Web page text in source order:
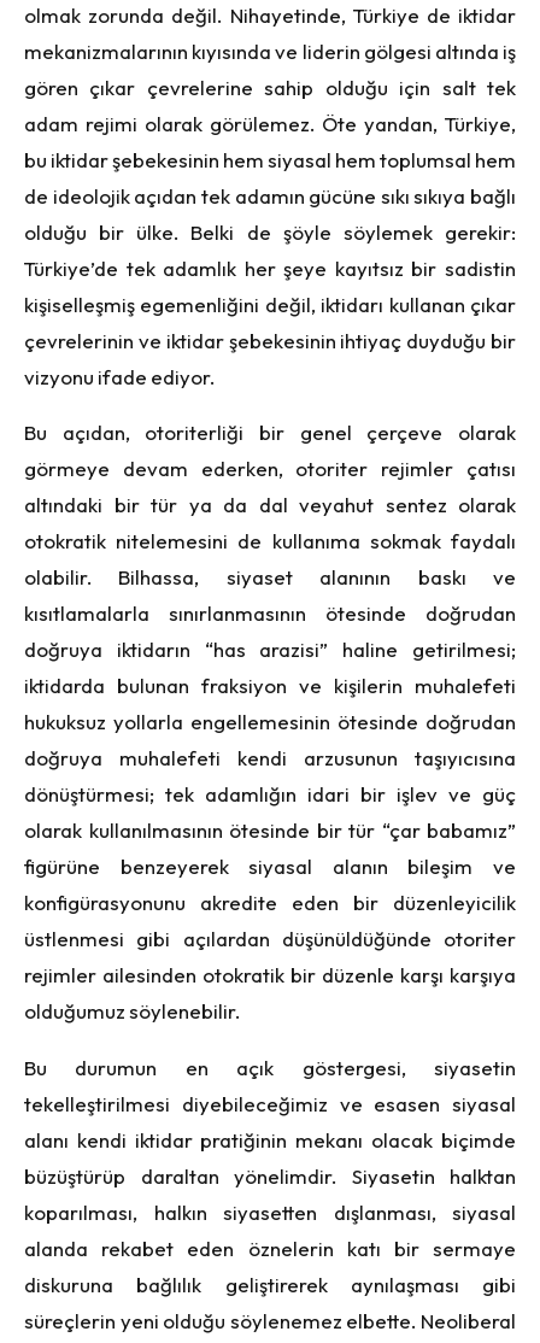
olmak zorunda değil. Nihayetinde, Türkiye de iktidar
mekanizmalarının kıyısında ve liderin gölgesi altında iş
gören çıkar çevrelerine sahip olduğu için salt tek
adam rejimi olarak görülemez. Öte yandan, Türkiye,
bu iktidar şebekesinin hem siyasal hem toplumsal hem
de ideolojik açıdan tek adamın gücüne sıkı sıkıya bağlı
olduğu bir ülke. Belki de şöyle söylemek gerekir:
Türkiye’de tek adamlık her şeye kayıtsız bir sadistin
kişiselleşmiş egemenliğini değil, iktidarı kullanan çıkar
çevrelerinin ve iktidar şebekesinin ihtiyaç duyduğu bir
vizyonu ifade ediyor.
Bu açıdan, otoriterliği bir genel çerçeve olarak
görmeye devam ederken, otoriter rejimler çatısı
altındaki bir tür ya da dal veyahut sentez olarak
otokratik nitelemesini de kullanıma sokmak faydalı
olabilir. Bilhassa, siyaset alanının baskı ve
kısıtlamalarla sınırlanmasının ötesinde doğrudan
doğruya iktidarın “has arazisi” haline getirilmesi;
iktidarda bulunan fraksiyon ve kişilerin muhalefeti
hukuksuz yollarla engellemesinin ötesinde doğrudan
doğruya muhalefeti kendi arzusunun taşıyıcısına
dönüştürmesi; tek adamlığın idari bir işlev ve güç
olarak kullanılmasının ötesinde bir tür “çar babamız”
figürüne benzeyerek siyasal alanın bileşim ve
konfigürasyonunu akredite eden bir düzenleyicilik
üstlenmesi gibi açılardan düşünüldüğünde otoriter
rejimler ailesinden otokratik bir düzenle karşı karşıya
olduğumuz söylenebilir.
Bu durumun en açık göstergesi, siyasetin
tekelleştirilmesi diyebileceğimiz ve esasen siyasal
alanı kendi iktidar pratiğinin mekanı olacak biçimde
büzüştürüp daraltan yönelimdir. Siyasetin halktan
koparılması, halkın siyasetten dışlanması, siyasal
alanda rekabet eden öznelerin katı bir sermaye
diskuruna bağlılık geliştirerek aynılaşması gibi
süreçlerin yeni olduğu söylenemez elbette. Neoliberal